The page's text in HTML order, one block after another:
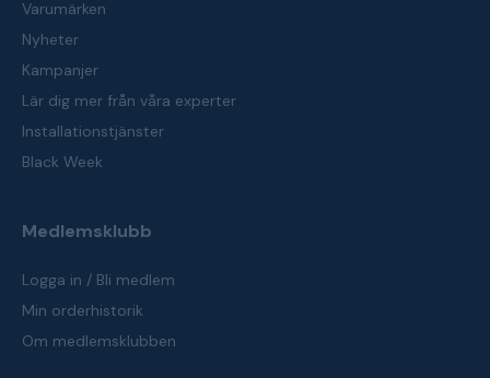
Varumärken
Nyheter
Kampanjer
Lär dig mer från våra experter
Installationstjänster
Black Week
Medlemsklubb
Logga in / Bli medlem
Min orderhistorik
Om medlemsklubben